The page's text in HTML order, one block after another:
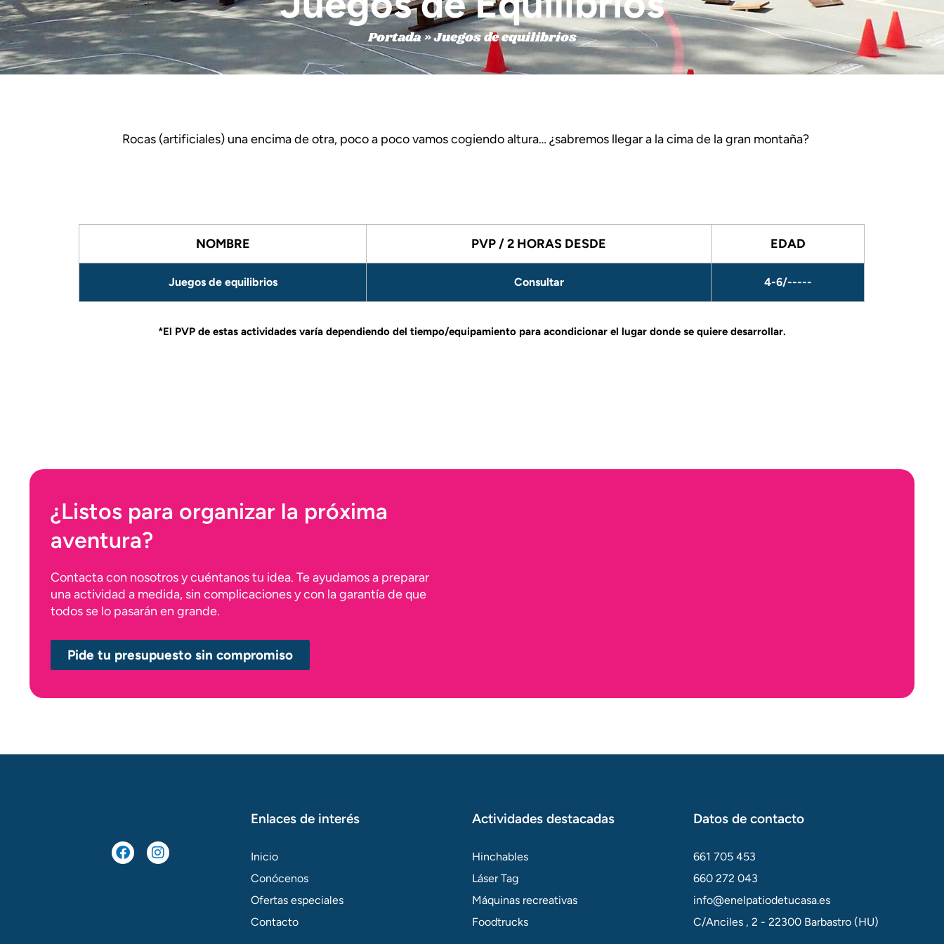
Portada»Juegos de equilibrios
Rocas (artificiales) una encima de otra, poco a poco vamos cogiendo altura… ¿sabremos llegar a la cima de la gran montaña?
NOMBRE PVP / 2 HORAS DESDE EDAD
Juegos de equilibrios Consultar 4-6/-----
*El PVP de estas actividades varía dependiendo del tiempo/equipamiento para acondicionar el lugar donde se quiere desarrollar.
¿Listos para organizar la próxima
aventura?
Contacta con nosotros y cuéntanos tu idea. Te ayudamos a preparar
una actividad a medida, sin complicaciones y con la garantía de que
todos se lo pasarán en grande.
Pide tu presupuesto sin compromiso
a
c
n
s
Enlaces de interés
Inicio
Conócenos
Ofertas especiales
Contacto
Actividades destacadas
Hinchables
Láser Tag
Máquinas recreativas
Foodtrucks
Datos de contacto
661 705 453
660 272 043
info@enelpatiodetucasa.es
C/Anciles , 2 - 22300 Barbastro (HU)